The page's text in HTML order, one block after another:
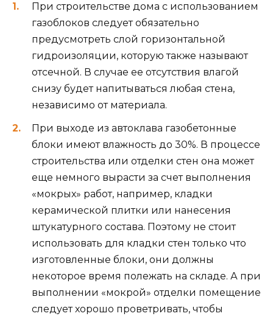
При строительстве дома с использованием
газоблоков следует обязательно
предусмотреть слой горизонтальной
гидроизоляции, которую также называют
отсечной. В случае ее отсутствия влагой
снизу будет напитываться любая стена,
независимо от материала.
При выходе из автоклава газобетонные
блоки имеют влажность до 30%. В процессе
строительства или отделки стен она может
еще немного вырасти за счет выполнения
«мокрых» работ, например, кладки
керамической плитки или нанесения
штукатурного состава. Поэтому не стоит
использовать для кладки стен только что
изготовленные блоки, они должны
некоторое время полежать на складе. А при
выполнении «мокрой» отделки помещение
следует хорошо проветривать, чтобы